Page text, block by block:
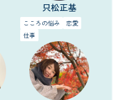
只松正基
こころの悩み
恋愛
仕事